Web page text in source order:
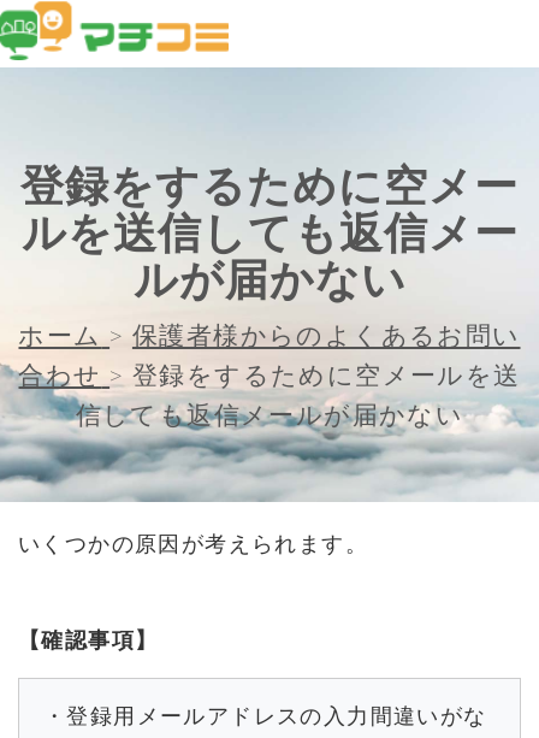
登録をするために空メー
ルを送信しても返信メー
ルが届かない
ホーム > 保護者様からのよくあるお問い
合わせ > 登録をするために空メールを送
信しても返信メールが届かない
いくつかの原因が考えられます。
【確認事項】
・登録用メールアドレスの入力間違いがな